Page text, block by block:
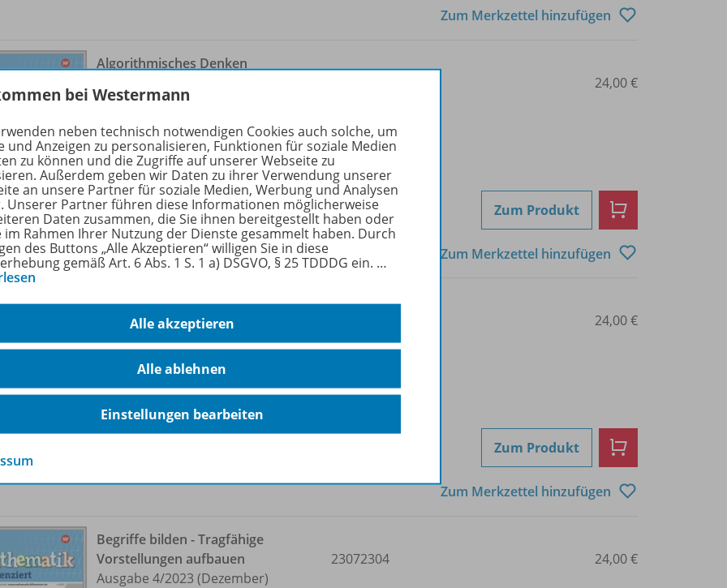
Zum Merkzettel hinzufügen
Algorithmisches Denken
Lieferbar
24,00 €
Zum Produkt
Zum Merkzettel hinzufügen
Kunst und Mathematik - Eine
bidirektionale Beziehung
Ausgabe 3/2023 (September)
Lieferbar
24,00 €
Zum Produkt
Zum Merkzettel hinzufügen
Begriffe bilden - Tragfähige
Vorstellungen aufbauen
Ausgabe 4/2023 (Dezember)
23072304 24,00 €
bei Westermann
neben technisch notwendigen Cookies auch solche, um
und Anzeigen zu personalisieren, Funktionen für soziale Medien
zu können und die Zugriffe auf unserer Webseite zu
Außerdem geben wir Daten zu ihrer Verwendung unserer
an unsere Partner für soziale Medien, Werbung und Analysen
Unserer Partner führen diese Informationen möglicherweise
Daten zusammen, die Sie ihnen bereitgestellt haben oder
im Rahmen Ihrer Nutzung der Dienste gesammelt haben. Durch
des Buttons „Alle Akzeptieren“ willigen Sie in diese
gemäß Art. 6 Abs. 1 S. 1 a) DSGVO, § 25 TDDDG ein. …
Alle akzeptieren
Alle ablehnen
Einstellungen bearbeiten